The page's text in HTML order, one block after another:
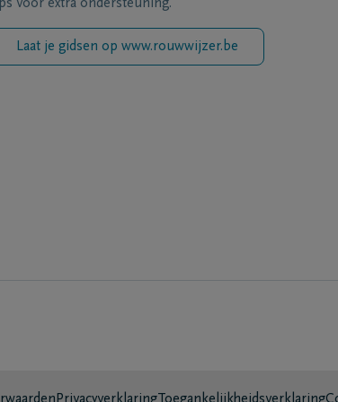
voor extra ondersteuning.
Laat je gidsen op www.rouwwijzer.be